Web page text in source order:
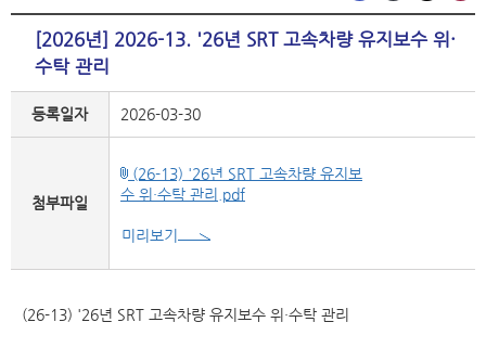
[2026년] 2026-13. '26년 SRT 고속차량 유지보수 위·
수탁 관리
등록일자 2026-03-30
첨부파일
(26-13) '26년 SRT 고속차량 유지보
수 위·수탁 관리.pdf
미리보기
(26-13) '26년 SRT 고속차량 유지보수 위·수탁 관리